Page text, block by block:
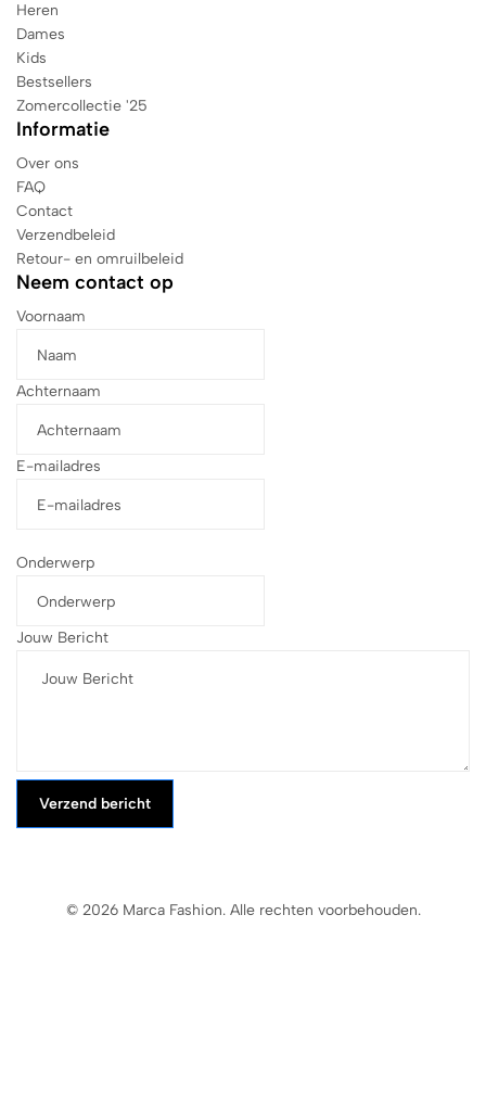
Heren
Dames
Kids
Bestsellers
Zomercollectie '25
Informatie
Over ons
FAQ
Contact
Verzendbeleid
Retour- en omruilbeleid
Neem contact op
Voornaam
Achternaam
E-mailadres
Onderwerp
Jouw Bericht
Verzend bericht
© 2026 Marca Fashion. Alle rechten voorbehouden.